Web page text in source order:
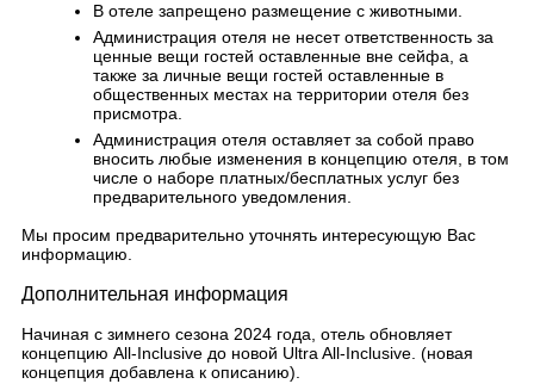
В отеле запрещено размещение с животными.
Администрация отеля не несет ответственность за
ценные вещи гостей оставленные вне сейфа, а
также за личные вещи гостей оставленные в
общественных местах на территории отеля без
присмотра.
Администрация отеля оставляет за собой право
вносить любые изменения в концепцию отеля, в том
числе о наборе платных/бесплатных услуг без
предварительного уведомления.
Мы просим предварительно уточнять интересующую Вас
информацию.
Дополнительная информация
Начиная с зимнего сезона 2024 года, отель обновляет
концепцию All-Inclusive до новой Ultra All-Inclusive. (новая
концепция добавлена к описанию).